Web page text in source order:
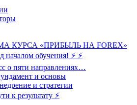
КУРСА «ПРИБЫЛЬ НА FOREX»
началом обучения! ⚡ ⚡
о пяти направлениях…
и основы
и стратегии
к результату ⚡️